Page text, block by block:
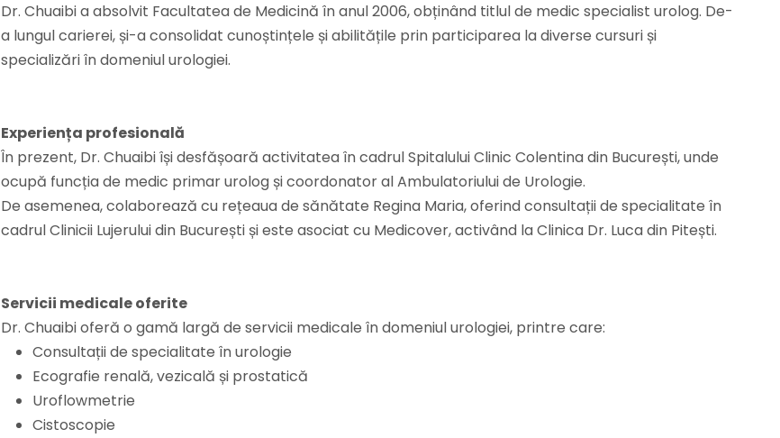
Dr. Chuaibi a absolvit Facultatea de Medicină în anul 2006, obținând titlul de medic specialist urolog. De-
a lungul carierei, și-a consolidat cunoștințele și abilitățile prin participarea la diverse cursuri și
specializări în domeniul urologiei.
Experiența profesională
În prezent, Dr. Chuaibi își desfășoară activitatea în cadrul Spitalului Clinic Colentina din București, unde
ocupă funcția de medic primar urolog și coordonator al Ambulatoriului de Urologie.
De asemenea, colaborează cu rețeaua de sănătate Regina Maria, oferind consultații de specialitate în
cadrul Clinicii Lujerului din București și este asociat cu Medicover, activând la Clinica Dr. Luca din Pitești.
Servicii medicale oferite
Dr. Chuaibi oferă o gamă largă de servicii medicale în domeniul urologiei, printre care:
Consultații de specialitate în urologie
Ecografie renală, vezicală și prostatică
Uroflowmetrie
Cistoscopie